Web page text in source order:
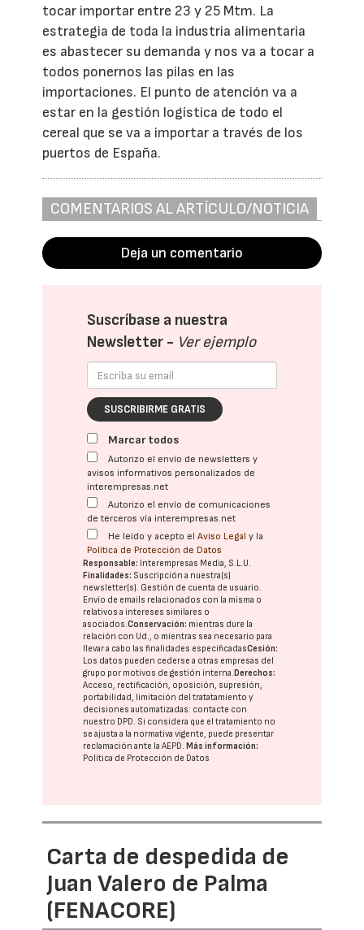
tocar importar entre 23 y 25 Mtm. La
estrategia de toda la industria alimentaria
es abastecer su demanda y nos va a tocar a
todos ponernos las pilas en las
importaciones. El punto de atención va a
estar en la gestión logística de todo el
cereal que se va a importar a través de los
puertos de España.
COMENTARIOS AL ARTÍCULO/NOTICIA
Deja un comentario
Suscríbase a nuestra
Newsletter - Ver ejemplo
SUSCRIBIRME GRATIS
Marcar todos
Autorizo el envío de newsletters y
avisos informativos personalizados de
interempresas.net
Autorizo el envío de comunicaciones
de terceros vía interempresas.net
He leído y acepto elAviso Legal y la
Política de Protección de Datos
Responsable: Interempresas Media, S.L.U.
Finalidades: Suscripción a nuestra(s)
newsletter(s). Gestión de cuenta de usuario.
Envío de emails relacionados con la misma o
relativos a intereses similares o
asociados.Conservación: mientras dure la
relación con Ud., o mientras sea necesario para
llevar a cabo las finalidades especificadasCesión:
Los datos pueden cederse a otras empresas del
grupo por motivos de gestión interna. Derechos:
Acceso, rectificación, oposición, supresión,
portabilidad, limitación del tratatamiento y
decisiones automatizadas: contacte con
nuestro DPD. Si considera que el tratamiento no
se ajusta a la normativa vigente, puede presentar
reclamación ante laAEPD. Más información:
Política de Protección de Datos
Carta de despedida de
Juan Valero de Palma
(FENACORE)